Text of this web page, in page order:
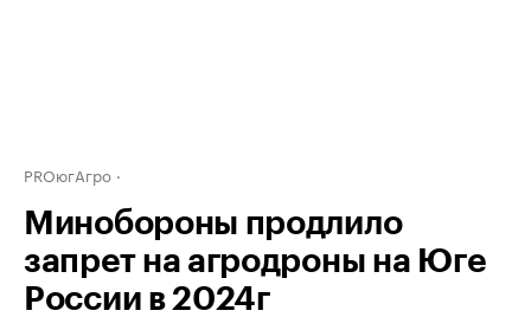
PROюгАгро
Минобороны продлило
запрет на агродроны на Юге
России в 2024г